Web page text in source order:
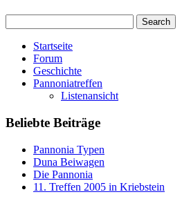
Startseite
Forum
Geschichte
Pannoniatreffen
Listenansicht
Beliebte Beiträge
Pannonia Typen
Duna Beiwagen
Die Pannonia
11. Treffen 2005 in Kriebstein